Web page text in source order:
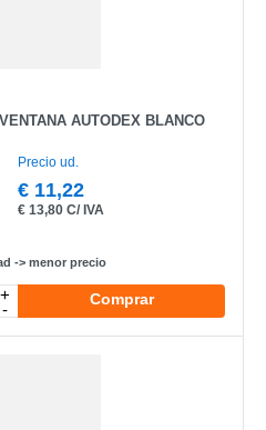
AUTODEX BLANCO
Precio ud.
€ 11,22
€ 13,80 C/ IVA
-> menor precio
+
-
Comprar